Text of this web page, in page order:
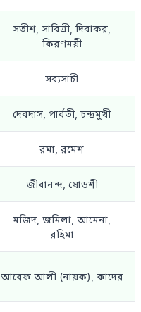
সতীশ, সাবিত্রী, দিবাকর,
কিরণময়ী
সব্যসাচী
দেবদাস, পার্বতী, চন্দ্রমুখী
রমা, রমেশ
জীবানন্দ, ষোড়শী
মজিদ, জমিলা, আমেনা,
রহিমা
আরেফ আলী (নায়ক), কাদের